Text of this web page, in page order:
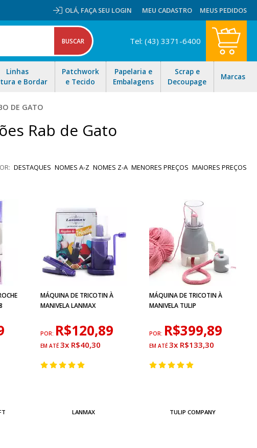
OLÁ, FAÇA SEU LOGIN MEU CADASTRO MEUS PEDIDOS
Linhas
e Bordar
Patchwork
e Tecido
Papelaria e
Embalagens
Scrap e
Decoupage
Marcas
Tel: (43) 3371-6400
DE GATO
Rab de Gato
DESTAQUES NOMES A-Z NOMES Z-A MENORES PREÇOS MAIORES PREÇOS
MÁQUINA DE TRICOTIN À
MANIVELA LANMAX
POR: R$120,89
3x R$40,30
LANMAX
MÁQUINA DE TRICOTIN À
MANIVELA TULIP
POR: R$399,89
3x R$133,30
TULIP COMPANY